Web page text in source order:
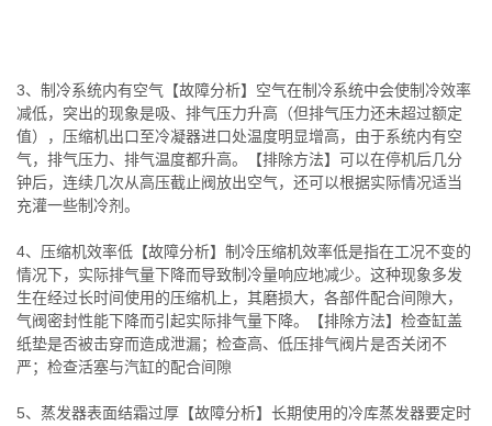
3、制冷系统内有空气【故障分析】空气在制冷系统中会使制冷效率
减低，突出的现象是吸、排气压力升高（但排气压力还未超过额定
值），压缩机出口至冷凝器进口处温度明显增高，由于系统内有空
气，排气压力、排气温度都升高。【排除方法】可以在停机后几分
钟后，连续几次从高压截止阀放出空气，还可以根据实际情况适当
充灌一些制冷剂。
4、压缩机效率低【故障分析】制冷压缩机效率低是指在工况不变的
情况下，实际排气量下降而导致制冷量响应地减少。这种现象多发
生在经过长时间使用的压缩机上，其磨损大，各部件配合间隙大，
气阀密封性能下降而引起实际排气量下降。【排除方法】检查缸盖
纸垫是否被击穿而造成泄漏；检查高、低压排气阀片是否关闭不
严；检查活塞与汽缸的配合间隙
5、蒸发器表面结霜过厚【故障分析】长期使用的冷库蒸发器要定时